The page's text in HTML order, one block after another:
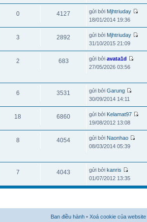
0 4127 gửi bởi Mjhtriuday
18/01/2014 19:36
3 2892 gửi bởi Mjhtriuday
31/10/2015 21:09
2 683 gửi bởi avata1d
27/05/2026 03:56
6 3531 gửi bởi Garung
30/09/2014 14:11
18 6860 gửi bởi Kelamat97
19/08/2012 13:08
8 4054 gửi bởi Naonhao
08/03/2014 05:39
7 4043 gửi bởi kanris
01/07/2012 13:35
Ban điều hành • Xoá cookie của website